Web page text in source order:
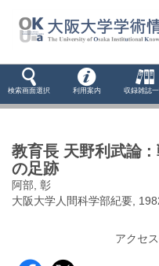
検索画面選択 利用案内 収録雑誌
教育長 天野利武論 :
の足跡
阿部, 彰
大阪大学人間科学部紀要,
アクセ